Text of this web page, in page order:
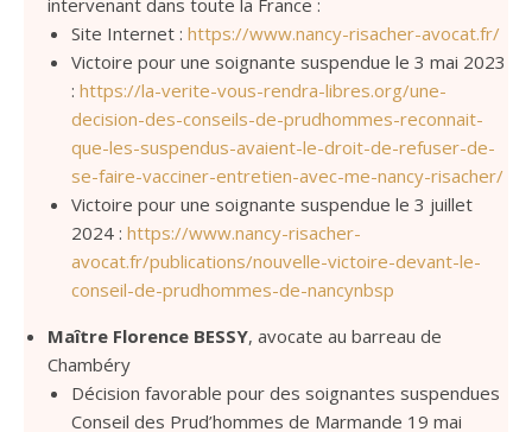
Site Internet : https://www.nancy-risacher-avocat.fr/
Victoire pour une soignante suspendue le 3 mai 2023
: https://la-verite-vous-rendra-libres.org/une-
decision-des-conseils-de-prudhommes-reconnait-
que-les-suspendus-avaient-le-droit-de-refuser-de-
se-faire-vacciner-entretien-avec-me-nancy-risacher/
Victoire pour une soignante suspendue le 3 juillet
2024 : https://www.nancy-risacher-
avocat.fr/publications/nouvelle-victoire-devant-le-
conseil-de-prudhommes-de-nancynbsp
Maître Florence BESSY, avocate au barreau de
Chambéry
Décision favorable pour des soignantes suspendues
Conseil des Prud’hommes de Marmande 19 mai